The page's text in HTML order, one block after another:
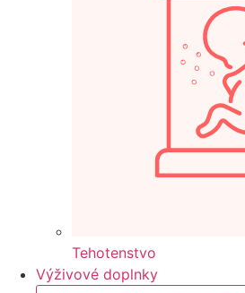
Tehotenstvo
Výživové doplnky